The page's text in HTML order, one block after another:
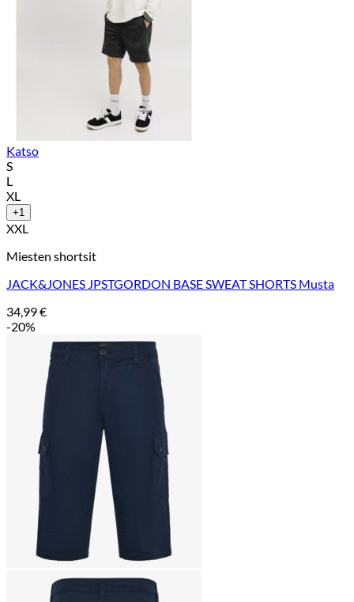
Katso
S
L
XL
+1
XXL
Miesten shortsit
JACK&JONES JPSTGORDON BASE SWEAT SHORTS Musta
34,99€
-20%